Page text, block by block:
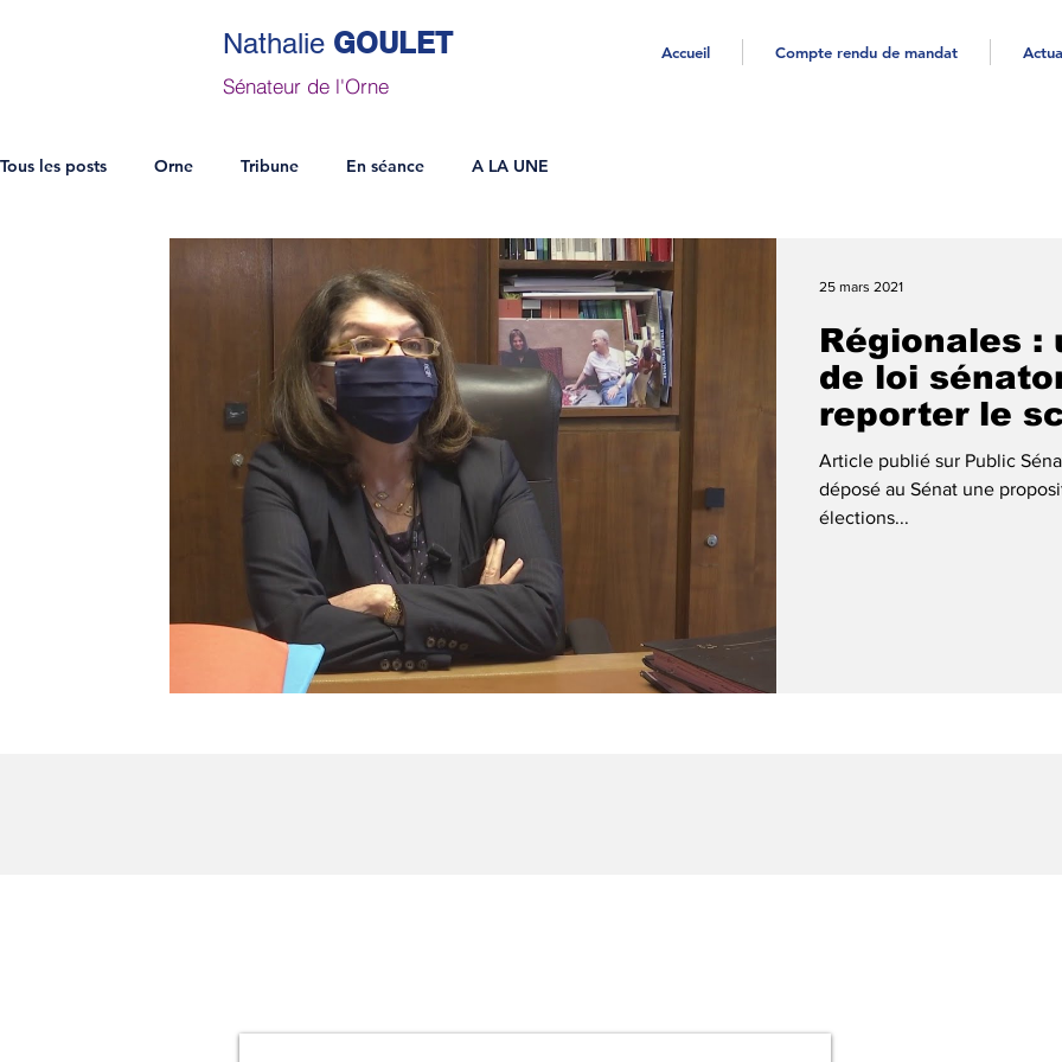
Nathalie GOULET Accueil Compte rendu de mandat
Sénateur de l'Orne
Tous les posts Orne Tribune En séance A LA UNE
Régionales :
de loi
reporter le
Article publié sur Public
déposé au Sénat une
élections...
25 mars 2021